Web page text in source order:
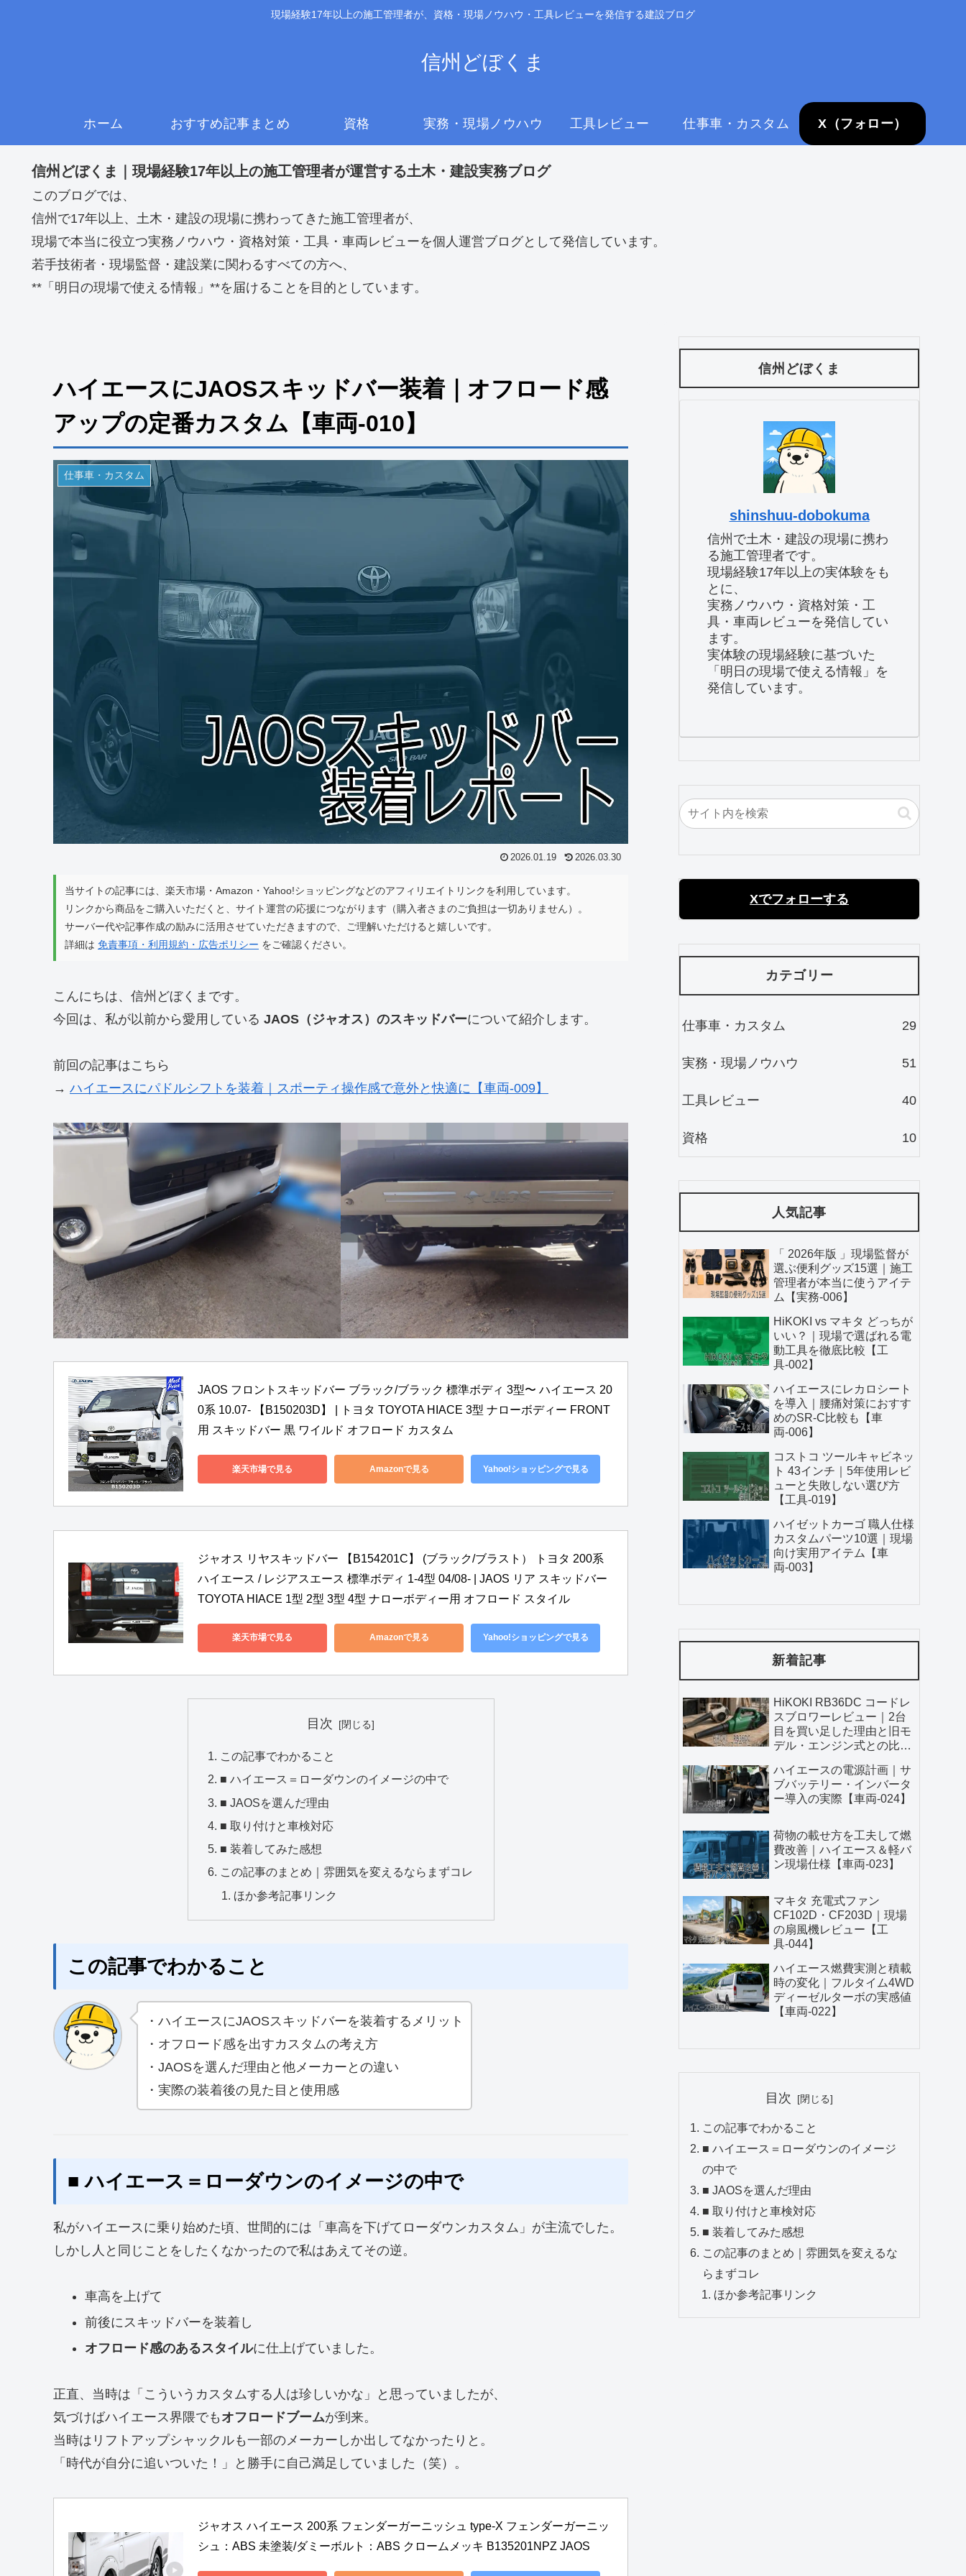
現場経験17年以上の施工管理者が、資格・現場ノウハウ・工具レビューを発信する建設ブログ
信州どぼくま
ホーム おすすめ記事まとめ 資格 実務・現場ノウハウ 工具レビュー 仕事車・カスタム X（フォロー）
信州どぼくま｜現場経験17年以上の施工管理者が運営する土木・建設実務ブログ
このブログでは、
信州で17年以上、土木・建設の現場に携わってきた施工管理者が、
現場で本当に役立つ実務ノウハウ・資格対策・工具・車両レビューを個人運営ブログとして発信しています。
若手技術者・現場監督・建設業に関わるすべての方へ、
**「明日の現場で使える情報」**を届けることを目的としています。
ハイエースにJAOSスキッドバー装着｜オフロード感
アップの定番カスタム【車両-010】
仕事車・カスタム
2026.01.19 2026.03.30
当サイトの記事には、楽天市場・Amazon・Yahoo!ショッピングなどのアフィリエイトリンクを利用しています。
リンクから商品をご購入いただくと、サイト運営の応援につながります（購入者さまのご負担は一切ありません）。
サーバー代や記事作成の励みに活用させていただきますので、ご理解いただけると嬉しいです。
詳細は 免責事項・利用規約・広告ポリシー をご確認ください。
こんにちは、信州どぼくまです。
今回は、私が以前から愛用している JAOS（ジャオス）のスキッドバーについて紹介します。
前回の記事はこちら
→ ハイエースにパドルシフトを装着｜スポーティ操作感で意外と快適に【車両-009】
JAOS フロントスキッドバー ブラック/ブラック 標準ボディ 3型〜 ハイエース 20
0系 10.07- 【B150203D】 | トヨタ TOYOTA HIACE 3型 ナローボディー FRONT
用 スキッドバー 黒 ワイルド オフロード カスタム
楽天市場で見る Amazonで見る Yahoo!ショッピングで見る
ジャオス リヤスキッドバー 【B154201C】 (ブラック/ブラスト） トヨタ 200系
ハイエース / レジアスエース 標準ボディ 1-4型 04/08- | JAOS リア スキッドバー
TOYOTA HIACE 1型 2型 3型 4型 ナローボディー用 オフロード スタイル
楽天市場で見る Amazonで見る Yahoo!ショッピングで見る
目次
この記事でわかること
■ ハイエース＝ローダウンのイメージの中で
■ JAOSを選んだ理由
■ 取り付けと車検対応
■ 装着してみた感想
この記事のまとめ｜雰囲気を変えるならまずコレ
ほか参考記事リンク
この記事でわかること
・ハイエースにJAOSスキッドバーを装着するメリット
・オフロード感を出すカスタムの考え方
・JAOSを選んだ理由と他メーカーとの違い
・実際の装着後の見た目と使用感
■ ハイエース＝ローダウンのイメージの中で
私がハイエースに乗り始めた頃、世間的には「車高を下げてローダウンカスタム」が主流でした。
しかし人と同じことをしたくなかったので私はあえてその逆。
車高を上げて
前後にスキッドバーを装着し
オフロード感のあるスタイルに仕上げていました。
正直、当時は「こういうカスタムする人は珍しいかな」と思っていましたが、
気づけばハイエース界隈でも オフロードブームが到来。
当時はリフトアップシャックルも一部のメーカーしか出してなかったりと。
「時代が自分に追いついた！」と勝手に自己満足していました（笑）。
ジャオス ハイエース 200系 フェンダーガーニッシュ type-X フェンダーガーニッ
シュ：ABS 未塗装/ダミーボルト：ABS クロームメッキ B135201NPZ JAOS
信州どぼくま
shinshuu-dobokuma
信州で土木・建設の現場に携わ
る施工管理者です。
現場経験17年以上の実体験をも
とに、
実務ノウハウ・資格対策・工
具・車両レビューを発信してい
ます。
実体験の現場経験に基づいた
「明日の現場で使える情報」を
発信しています。
Xでフォローする
カテゴリー
仕事車・カスタム 29
実務・現場ノウハウ 51
工具レビュー 40
資格 10
人気記事
「 2026年版 」現場監督が
選ぶ便利グッズ15選｜施工
管理者が本当に使うアイテ
ム【実務-006】
HiKOKI vs マキタ どっちが
いい？｜現場で選ばれる電
動工具を徹底比較【工
具-002】
ハイエースにレカロシート
を導入｜腰痛対策におすす
めのSR-C比較も【車
両-006】
コストコ ツールキャビネッ
ト 43インチ｜5年使用レビ
ューと失敗しない選び方
【工具-019】
ハイゼットカーゴ 職人仕様
カスタムパーツ10選｜現場
向け実用アイテム【車
両-003】
新着記事
HiKOKI RB36DC コードレ
スブロワーレビュー｜2台
目を買い足した理由と旧モ
デル・エンジン式との比較
ハイエースの電源計画｜サ
ブバッテリー・インバータ
ー導入の実際【車両-024】
荷物の載せ方を工夫して燃
費改善｜ハイエース＆軽バ
ン現場仕様【車両-023】
マキタ 充電式ファン
CF102D・CF203D｜現場
の扇風機レビュー【工
具-044】
ハイエース燃費実測と積載
時の変化｜フルタイム4WD
ディーゼルターボの実感値
【車両-022】
目次
この記事でわかること
■ ハイエース＝ローダウンのイメージ
の中で
■ JAOSを選んだ理由
■ 取り付けと車検対応
■ 装着してみた感想
この記事のまとめ｜雰囲気を変えるな
らまずコレ
ほか参考記事リンク